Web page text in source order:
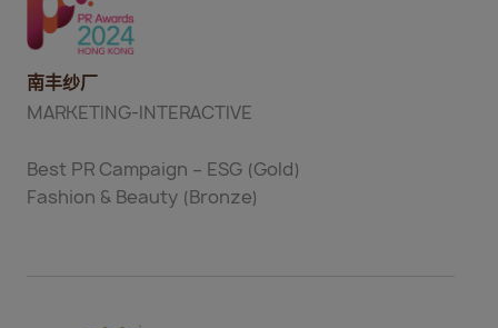
南丰纱厂
MARKETING-INTERACTIVE
Best PR Campaign – ESG (Gold)
Fashion & Beauty (Bronze)